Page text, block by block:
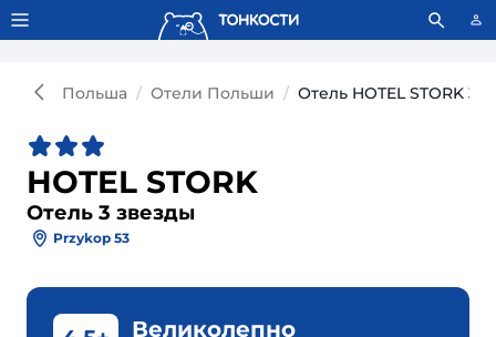
Тонкости используют сookie-файлы. Что это значит?
Польша Отели Польши Отель HOTEL STORK 3*
HOTEL STORK
Отель 3 звезды
Przykop 53
Великолепно